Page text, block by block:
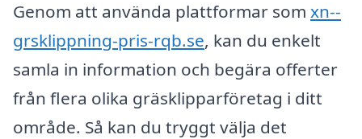
Genom att använda plattformar som xn--
grsklippning-pris-rqb.se, kan du enkelt
samla in information och begära offerter
från flera olika gräsklipparföretag i ditt
område. Så kan du tryggt välja det